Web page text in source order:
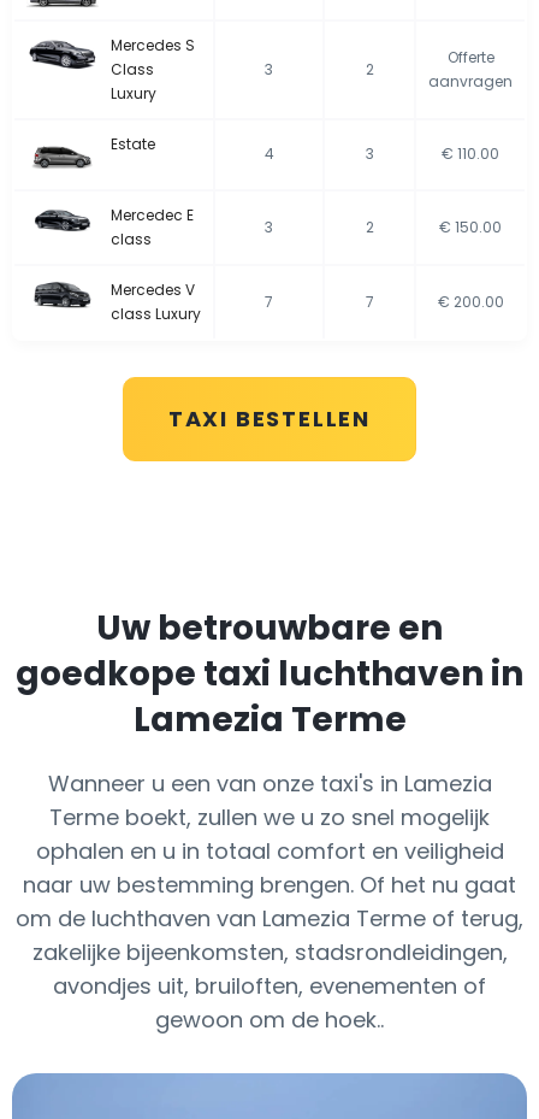
Mercedes S
Class
Luxury
3 2
Offerte
aanvragen
Estate 4 3 € 110.00
Mercedec E
class
3 2 € 150.00
Mercedes V
class Luxury
7 7 € 200.00
TAXI BESTELLEN
Uw betrouwbare en
goedkope taxi luchthaven in
Lamezia Terme
Wanneer u een van onze taxi's in Lamezia
Terme boekt, zullen we u zo snel mogelijk
ophalen en u in totaal comfort en veiligheid
naar uw bestemming brengen. Of het nu gaat
om de luchthaven van Lamezia Terme of terug,
zakelijke bijeenkomsten, stadsrondleidingen,
avondjes uit, bruiloften, evenementen of
gewoon om de hoek..